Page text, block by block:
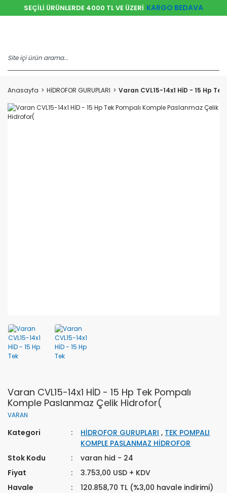
SEÇİLİ ÜRÜNLERDE 4000 TL VE ÜZERİ KARGO BEDAVA
Anasayfa HİDROFOR GURUPLARI Varan CVL15-14x1 HİD - 15 Hp
Varan CVL15-14x1 HİD - 15 Hp Tek Pompalı
Komple Paslanmaz Çelik Hidrofor(
VARAN
Kategori HİDROFOR GURUPLARI , TEK POMPALI
KOMPLE PASLANMAZ HİDROFOR
Stok Kodu
varan hid - 24
Fiyat
3.753,00 USD + KDV
Havale
120.858,70 TL (%3,00 havale indirimi)